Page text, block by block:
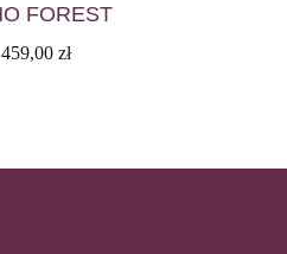
FOREST
459,00 zł